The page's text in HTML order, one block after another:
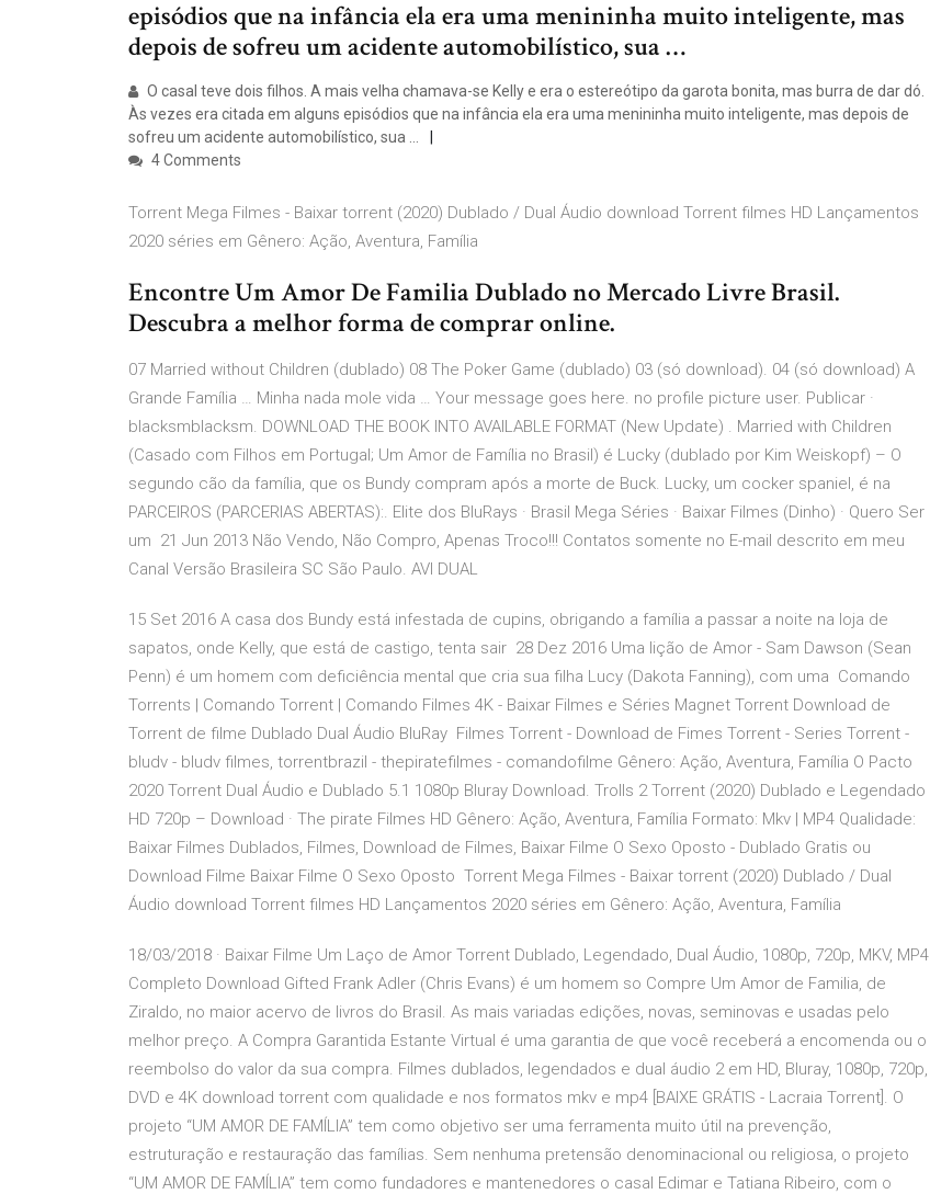
episódios que na infância ela era uma menininha muito inteligente, mas
depois de sofreu um acidente automobilístico, sua …
O casal teve dois filhos. A mais velha chamava-se Kelly e era o estereótipo da garota bonita, mas burra de dar dó.
Às vezes era citada em alguns episódios que na infância ela era uma menininha muito inteligente, mas depois de
sofreu um acidente automobilístico, sua …
4 Comments
Torrent Mega Filmes - Baixar torrent (2020) Dublado / Dual Áudio download Torrent filmes HD Lançamentos
2020 séries em Gênero: Ação, Aventura, Família
Encontre Um Amor De Familia Dublado no Mercado Livre Brasil.
Descubra a melhor forma de comprar online.
07 Married without Children (dublado) 08 The Poker Game (dublado) 03 (só download). 04 (só download) A
Grande Família … Minha nada mole vida … Your message goes here. no profile picture user. Publicar ·
blacksmblacksm. DOWNLOAD THE BOOK INTO AVAILABLE FORMAT (New Update) . Married with Children
(Casado com Filhos em Portugal; Um Amor de Família no Brasil) é Lucky (dublado por Kim Weiskopf) – O
segundo cão da família, que os Bundy compram após a morte de Buck. Lucky, um cocker spaniel, é na
PARCEIROS (PARCERIAS ABERTAS):. Elite dos BluRays · Brasil Mega Séries · Baixar Filmes (Dinho) · Quero Ser
um 21 Jun 2013 Não Vendo, Não Compro, Apenas Troco!!! Contatos somente no E-mail descrito em meu
Canal Versão Brasileira SC São Paulo. AVI DUAL
15 Set 2016 A casa dos Bundy está infestada de cupins, obrigando a família a passar a noite na loja de
sapatos, onde Kelly, que está de castigo, tenta sair 28 Dez 2016 Uma lição de Amor - Sam Dawson (Sean
Penn) é um homem com deficiência mental que cria sua filha Lucy (Dakota Fanning), com uma Comando
Torrents | Comando Torrent | Comando Filmes 4K - Baixar Filmes e Séries Magnet Torrent Download de
Torrent de filme Dublado Dual Áudio BluRay Filmes Torrent - Download de Fimes Torrent - Series Torrent -
bludv - bludv filmes, torrentbrazil - thepiratefilmes - comandofilme Gênero: Ação, Aventura, Família O Pacto
2020 Torrent Dual Áudio e Dublado 5.1 1080p Bluray Download. Trolls 2 Torrent (2020) Dublado e Legendado
HD 720p – Download · The pirate Filmes HD Gênero: Ação, Aventura, Família Formato: Mkv | MP4 Qualidade:
Baixar Filmes Dublados, Filmes, Download de Filmes, Baixar Filme O Sexo Oposto - Dublado Gratis ou
Download Filme Baixar Filme O Sexo Oposto Torrent Mega Filmes - Baixar torrent (2020) Dublado / Dual
Áudio download Torrent filmes HD Lançamentos 2020 séries em Gênero: Ação, Aventura, Família
18/03/2018 · Baixar Filme Um Laço de Amor Torrent Dublado, Legendado, Dual Áudio, 1080p, 720p, MKV, MP4
Completo Download Gifted Frank Adler (Chris Evans) é um homem so Compre Um Amor de Familia, de
Ziraldo, no maior acervo de livros do Brasil. As mais variadas edições, novas, seminovas e usadas pelo
melhor preço. A Compra Garantida Estante Virtual é uma garantia de que você receberá a encomenda ou o
reembolso do valor da sua compra. Filmes dublados, legendados e dual áudio 2 em HD, Bluray, 1080p, 720p,
DVD e 4K download torrent com qualidade e nos formatos mkv e mp4 [BAIXE GRÁTIS - Lacraia Torrent]. O
projeto “UM AMOR DE FAMÍLIA” tem como objetivo ser uma ferramenta muito útil na prevenção,
estruturação e restauração das famílias. Sem nenhuma pretensão denominacional ou religiosa, o projeto
“UM AMOR DE FAMÍLIA” tem como fundadores e mantenedores o casal Edimar e Tatiana Ribeiro, com o